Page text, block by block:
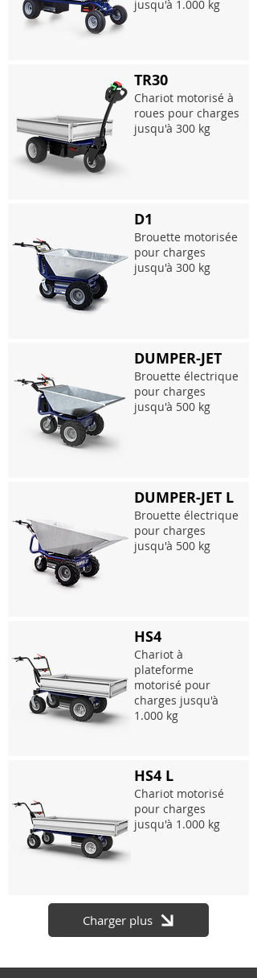
jusqu'à 1.000 kg
TR30
Chariot motorisé à
roues pour charges
jusqu'à 300 kg
D1
Brouette motorisée
pour charges
jusqu'à 300 kg
DUMPER-JET
Brouette électrique
pour charges
jusqu'à 500 kg
DUMPER-JET L
Brouette électrique
pour charges
jusqu'à 500 kg
HS4
Chariot à
plateforme
motorisé pour
charges jusqu'à
1.000 kg
HS4 L
Chariot motorisé
pour charges
jusqu'à 1.000 kg
Charger plus